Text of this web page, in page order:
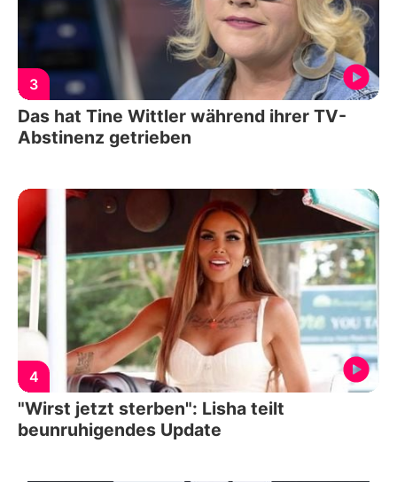
3
Das hat Tine Wittler während ihrer TV-
Abstinenz getrieben
4
"Wirst jetzt sterben": Lisha teilt
beunruhigendes Update